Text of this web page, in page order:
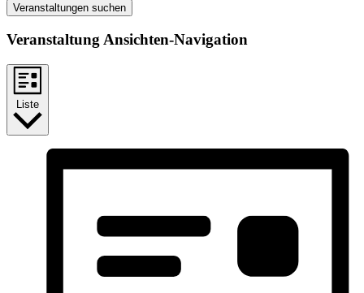
Veranstaltungen suchen
Veranstaltung Ansichten-Navigation
Liste